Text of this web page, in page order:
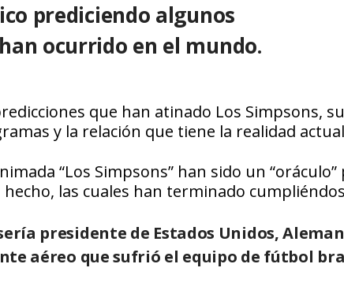
prediciendo algunos
ocurrido en el mundo.
que han atinado Los Simpsons, su
y la relación que tiene la realidad
“Los Simpsons” han sido un “oráculo”
las cuales han terminado
presidente de Estados Unidos,
aéreo que sufrió el equipo de fútbol